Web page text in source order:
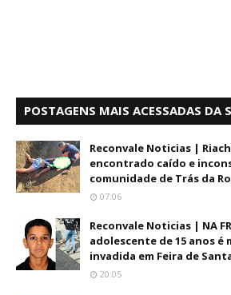
POSTAGENS MAIS ACESSADAS DA
Reconvale Noticias |
encontrado caído e
comunidade de Trás da
07:06
Reconvale Noticias | NA
adolescente de 15 anos é
invadida em Feira de
20:05